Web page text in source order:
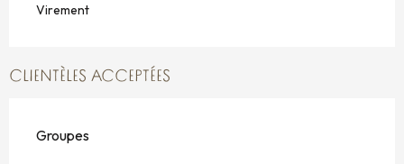
Virement
CLIENTÈLES ACCEPTÉES
Groupes